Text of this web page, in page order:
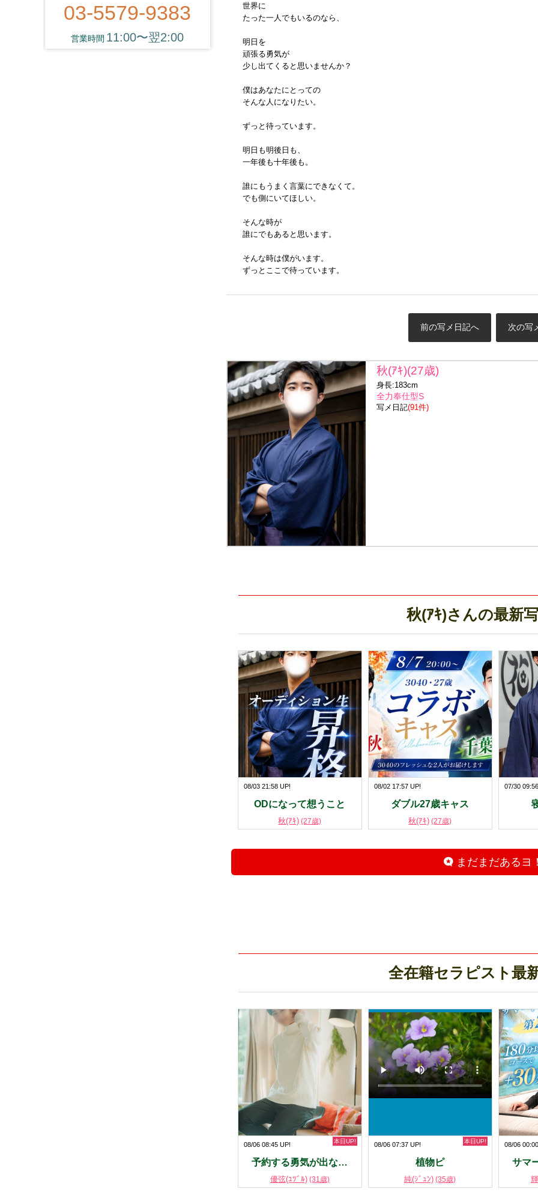
03-5579-9383
11:00〜翌2:00
世界に
たった一人でもいるのなら、
明日を
頑張る勇気が
少し出てくると思いませんか？
僕はあなたにとっての
そんな人になりたい。
ずっと待っています。
明日も明後日も、
一年後も十年後も。
誰にもうまく言葉にできなくて。
でも側にいてほしい。
そんな時が
誰にでもあると思います。
そんな時は僕がいます。
ずっとここで待っています。
前の写メ日記へ 次の写
秋(ｱｷ)(27歳)
身長:183cm
全力奉仕型S
写メ日記(91件)
秋(ｱｷ)さんの最新
08/03 21:58 UP!
ODになって想うこと
秋(ｱｷ) (27歳)
08/02 17:57 UP!
ダブル27歳キャス
秋(ｱｷ) (27歳)
07/30
まだまだあるヨ
全在籍セラピスト最
08/06 08:45 UP! 本日UP!
予約する勇気が出な…
優弦(ﾕﾂﾞﾙ) (31歳)
08/06 07:37 UP! 本日UP!
植物ピ
純(ｼﾞｭﾝ) (35歳)
08/06
サマ